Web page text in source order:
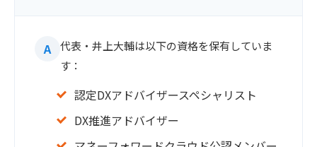
代表・井上大輔は以下の資格を保有していま
す：
認定DXアドバイザースペシャリスト
DX推進アドバイザー